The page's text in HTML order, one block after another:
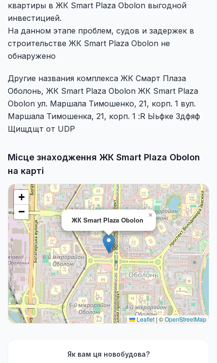
квартиры в ЖК Smart Plaza Obolon выгодной
инвестицией.
На данном этапе проблем, судов и задержек в
строительстве ЖК Smart Plaza Obolon не
обнаружено
Другие названия комплекса ЖК Смарт Плаза
Оболонь, ЖК Smart Plaza Obolon ЖК Smart Plaza
Obolon ул. Маршала Тимошенко, 21, корп. 1 вул.
Маршала Тимошенка, 21, корп. 1 :R Ыьфке Здфяф
Щищдщт от UDP
Місце знаходження ЖК Smart Plaza Obolon
на карті
ЖК Smart Plaza Obolon
×
+
−
Leaflet | ©OpenStreetMap
Як вам ця новобудова?